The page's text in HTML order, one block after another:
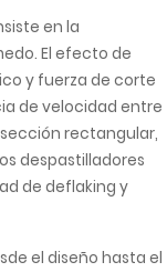
en la
El efecto de
y fuerza de corte
de velocidad entre
rectangular,
despastilladores
de deflaking y
el diseño hasta el